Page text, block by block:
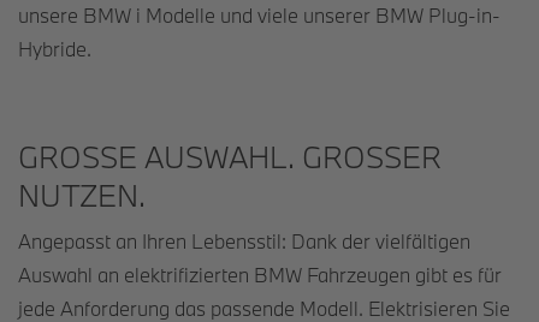
unsere BMW i Modelle und viele unserer BMW Plug-in-
Hybride.
GROSSE AUSWAHL. GROSSER
NUTZEN.
Angepasst an Ihren Lebensstil: Dank der vielfältigen
Auswahl an elektrifizierten BMW Fahrzeugen gibt es für
jede Anforderung das passende Modell. Elektrisieren Sie